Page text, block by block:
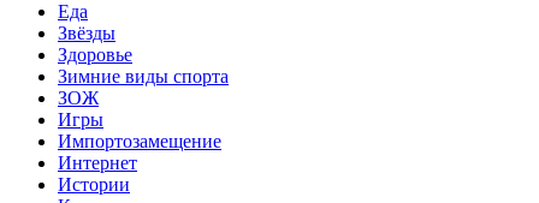
Еда
Звёзды
Здоровье
Зимние виды спорта
ЗОЖ
Игры
Импортозамещение
Интернет
Истории